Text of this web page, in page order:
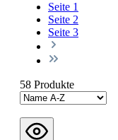
Seite 1
Seite 2
Seite 3
58 Produkte